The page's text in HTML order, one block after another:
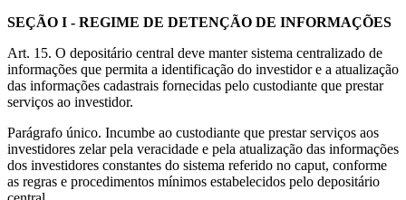
SEÇÃO I - REGIME DE DETENÇÃO DE INFORMAÇÕES
Art. 15. O depositário central deve manter sistema centralizado de
informações que permita a identificação do investidor e a atualização
das informações cadastrais fornecidas pelo custodiante que prestar
serviços ao investidor.
Parágrafo único. Incumbe ao custodiante que prestar serviços aos
investidores zelar pela veracidade e pela atualização das informações
dos investidores constantes do sistema referido no caput, conforme
as regras e procedimentos mínimos estabelecidos pelo depositário